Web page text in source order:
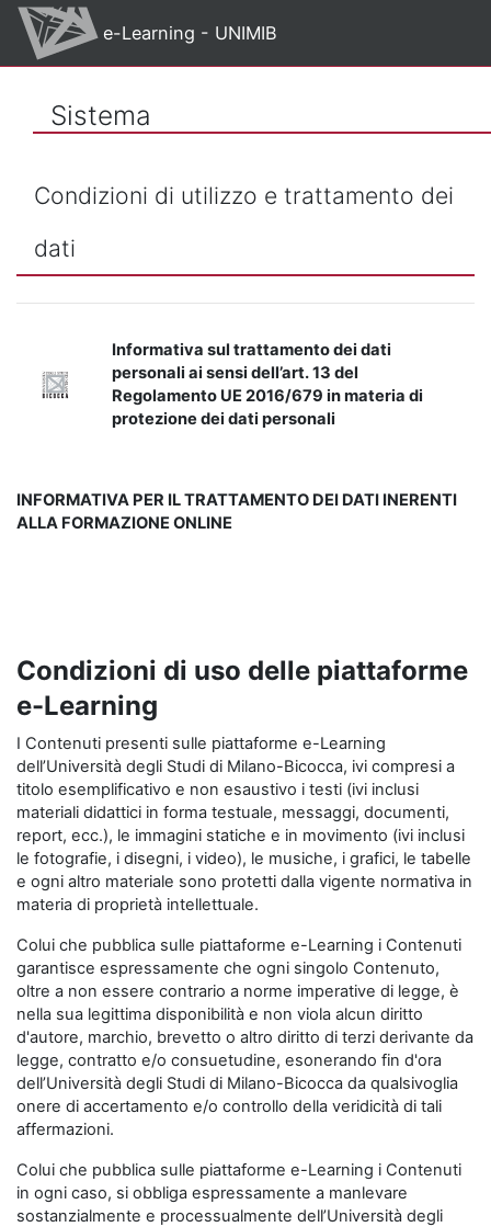
Vai al contenuto principale
e-Learning - UNIMIB
Sistema
Condizioni di utilizzo e trattamento dei
dati
Informativa sul trattamento dei dati
personali ai sensi dell’art. 13 del
Regolamento UE 2016/679 in materia di
protezione dei dati personali
INFORMATIVA PER IL TRATTAMENTO DEI DATI INERENTI
ALLA FORMAZIONE ONLINE
Condizioni di uso delle piattaforme
e-Learning
I Contenuti presenti sulle piattaforme e-Learning
dell’Università degli Studi di Milano-Bicocca, ivi compresi a
titolo esemplificativo e non esaustivo i testi (ivi inclusi
materiali didattici in forma testuale, messaggi, documenti,
report, ecc.), le immagini statiche e in movimento (ivi inclusi
le fotografie, i disegni, i video), le musiche, i grafici, le tabelle
e ogni altro materiale sono protetti dalla vigente normativa in
materia di proprietà intellettuale.
Colui che pubblica sulle piattaforme e-Learning i Contenuti
garantisce espressamente che ogni singolo Contenuto,
oltre a non essere contrario a norme imperative di legge, è
nella sua legittima disponibilità e non viola alcun diritto
d'autore, marchio, brevetto o altro diritto di terzi derivante da
legge, contratto e/o consuetudine, esonerando fin d'ora
dell’Università degli Studi di Milano-Bicocca da qualsivoglia
onere di accertamento e/o controllo della veridicità di tali
affermazioni.
Colui che pubblica sulle piattaforme e-Learning i Contenuti
in ogni caso, si obbliga espressamente a manlevare
sostanzialmente e processualmente dell’Università degli